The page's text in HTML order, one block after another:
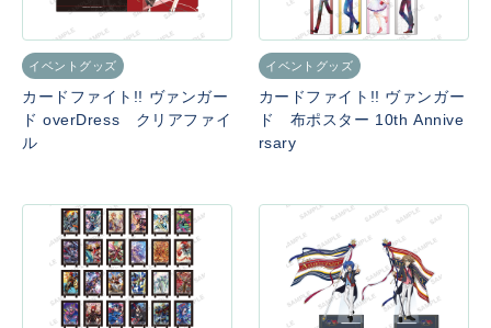
イベントグッズ
カードファイト!! ヴァンガー
ド overDress クリアファイ
ル
イベントグッズ
カードファイト!! ヴァンガー
ド 布ポスター 10th Annive
rsary